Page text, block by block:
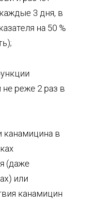
3 дня, в
на 50 %
реже 2 раз в
канамицина в
(даже
или
канамицин